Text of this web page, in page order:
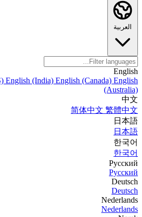
العربية
English
English (India) English (Canada) English
(Australia)
中文
简体中文 繁體中文
日本語
日本語
한국어
한국어
Русский
Русский
Deutsch
Deutsch
Nederlands
Nederlands